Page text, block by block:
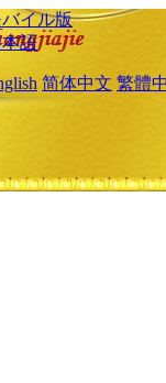
バイル版
語
简体中文 繁體